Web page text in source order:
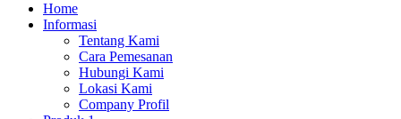
Home
Informasi
Tentang Kami
Cara Pemesanan
Hubungi Kami
Lokasi Kami
Company Profil